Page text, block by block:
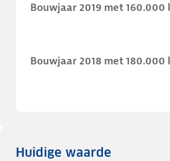
Bouwjaar 2019 met 160.000
Bouwjaar 2018 met 180.000
Huidige waarde